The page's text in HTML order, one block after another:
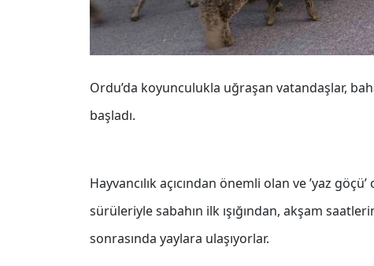
Ordu’da koyunculukla uğraşan vatandaşlar,
başladı.
Hayvancılık açıcından önemli olan ve ’yaz
sürüleriyle sabahın ilk ışığından, akşam
sonrasında yaylara ulaşıyorlar.